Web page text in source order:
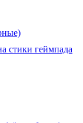
стики геймпада